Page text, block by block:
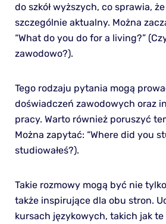
do szkół wyższych, co sprawia,
szczególnie aktualny. Można
“What do you do for a living?”
zawodowo?).
Tego rodzaju pytania mogą
doświadczeń zawodowych oraz
pracy. Warto również poruszyć
Można zapytać: “Where did you
studiowałeś?).
Takie rozmowy mogą być nie
także inspirujące dla obu stron.
kursach językowych, takich jak